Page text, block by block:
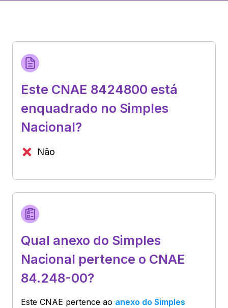
Este CNAE 8424800 está
enquadrado no Simples
Nacional?
Não
Qual anexo do Simples
Nacional pertence o CNAE
84.248-00?
Este CNAE pertence ao anexo do Simples